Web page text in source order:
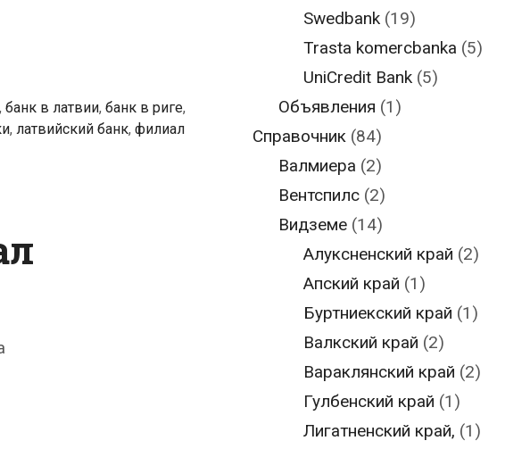
банк в латвии, банк в риге,
, латвийский банк, филиал
Swedbank (19)
Trasta komercbanka (5)
UniCredit Bank (5)
Объявления (1)
Справочник (84)
Валмиера (2)
Вентспилс(2)
Видземе(14)
Алуксненский край (2)
Апский край (1)
Буртниекский край (1)
Валкский край (2)
Вараклянский край (2)
Гулбенский край (1)
Лигатненский край, (1)